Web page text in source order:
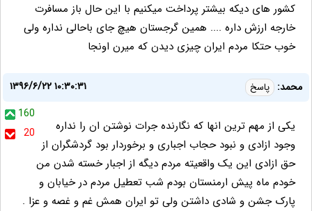
کشور های دیکه بیشتر پرداخت میکنیم با این حال باز مسافرت
خارجه ارزش داره .... همین گرجستان هیچ جای باحالی نداره ولی
خوب حتکا مردم ایران چیزی دیدن که میرن اونجا
محمد: پاسخ
۱۳۹۶/۶/۲۲ ۱۰:۳۰:۳۱
160
20
یکی از مهم ترین انها که نگارنده جرات نوشتن ان را نداره
وجود ازادی و نبود حجاب اجباری و برخوردار بود گردشگران از
حق ازادی این یک واقعیته مردم دیگه از اجبار خسته شدن من
خودم ماه پیش ارمنستان بودم شب تعطیل مردم در خیابان و
پارک جشن و شادی داشتن ولی تو ایران همش غم و غصه و عزا .